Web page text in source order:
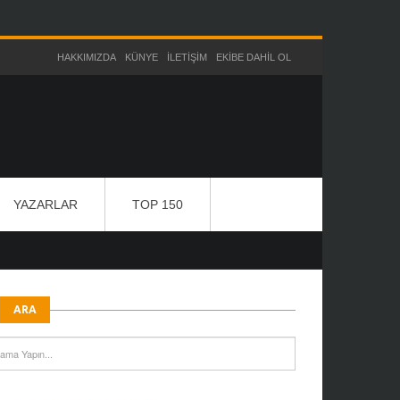
HAKKIMIZDA KÜNYE İLETIŞIM EKIBE DAHIL OL
YAZARLAR TOP 150
ARA